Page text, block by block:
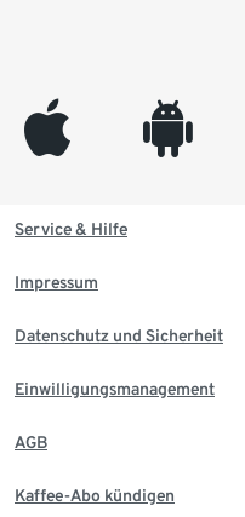
appleinc android
Service & Hilfe
Impressum
Datenschutz und Sicherheit
Einwilligungsmanagement
AGB
Kaffee-Abo kündigen